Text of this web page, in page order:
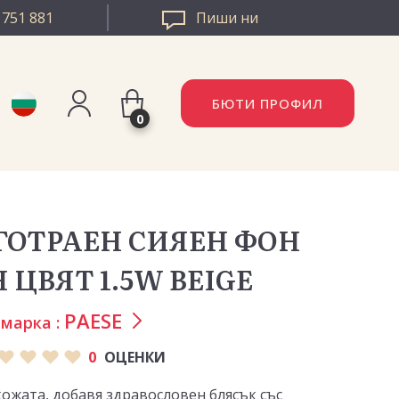
881 Пиши ни
ЕВРОПА
0
БЮТИ ПРОФИЛ
СИЯЕН ФОН
1.5W BEIGE
марка : PAESE
0 ОЦЕНКИ
добавя здравословен блясък със